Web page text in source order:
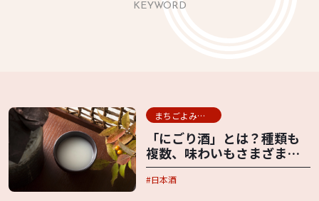
KEYWORD
まちごよみ用語辞典
「にごり酒」とは？種類も
複数、味わいもさまざま
【日本酒にまつわる言葉】
日本酒